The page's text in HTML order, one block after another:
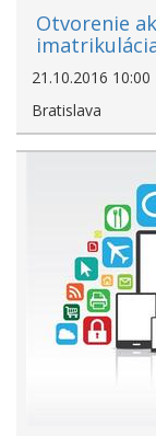
Otvorenie
21.10.2016 10:00
Bratislava